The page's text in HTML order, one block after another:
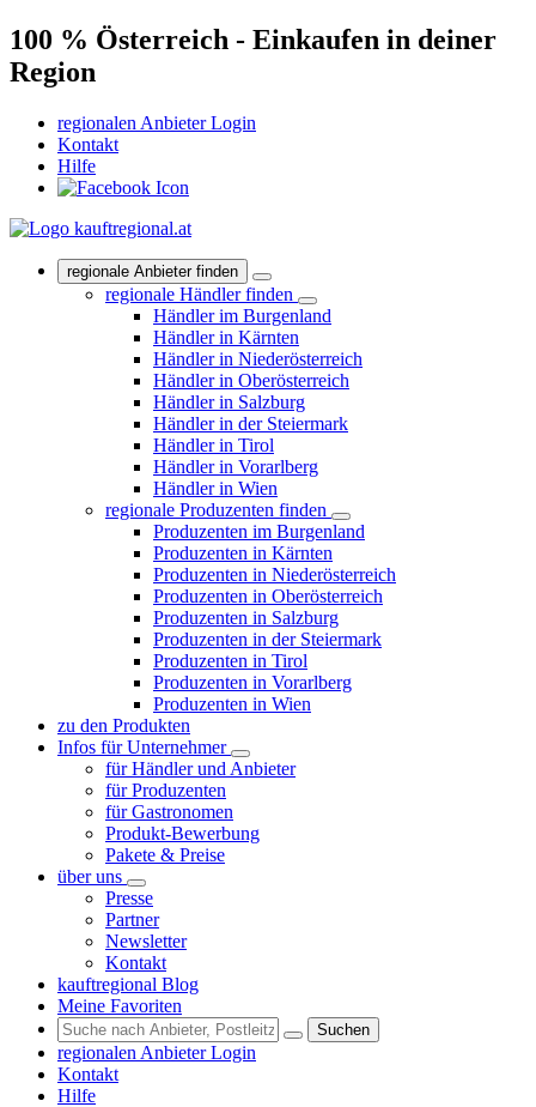
100 % Österreich - Einkaufen in deiner
Region
regionalen Anbieter Login
Kontakt
Hilfe
regionale Anbieter finden
regionale Händler finden
Händler im Burgenland
Händler in Kärnten
Händler in Niederösterreich
Händler in Oberösterreich
Händler in Salzburg
Händler in der Steiermark
Händler in Tirol
Händler in Vorarlberg
Händler in Wien
regionale Produzenten finden
Produzenten im Burgenland
Produzenten in Kärnten
Produzenten in Niederösterreich
Produzenten in Oberösterreich
Produzenten in Salzburg
Produzenten in der Steiermark
Produzenten in Tirol
Produzenten in Vorarlberg
Produzenten in Wien
zu den Produkten
Infos für Unternehmer
für Händler und Anbieter
für Produzenten
für Gastronomen
Produkt-Bewerbung
Pakete & Preise
über uns
Presse
Partner
Newsletter
Kontakt
kauftregional Blog
Meine Favoriten
Suchen
regionalen Anbieter Login
Kontakt
Hilfe